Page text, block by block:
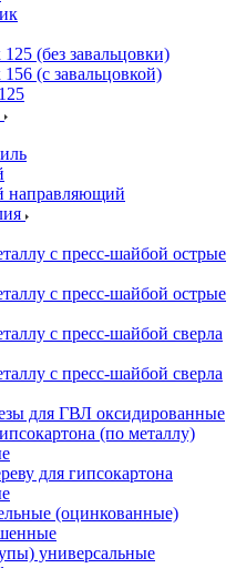
(без завальцовки)
(с завальцовкой)
направляющий
с пресс-шайбой острые
с пресс-шайбой острые
с пресс-шайбой сверла
с пресс-шайбой сверла
для ГВЛ оксидированные
(по металлу)
для гипсокартона
(оцинкованные)
универсальные